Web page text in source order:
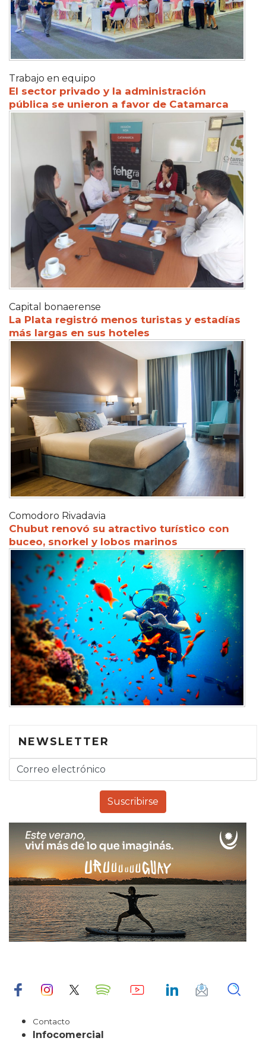
Trabajo en equipo
El sector privado y la administración
pública se unieron a favor de Catamarca
Capital bonaerense
La Plata registró menos turistas y estadías
más largas en sus hoteles
Comodoro Rivadavia
Chubut renovó su atractivo turístico con
buceo, snorkel y lobos marinos
NEWSLETTER
Contacto
Infocomercial